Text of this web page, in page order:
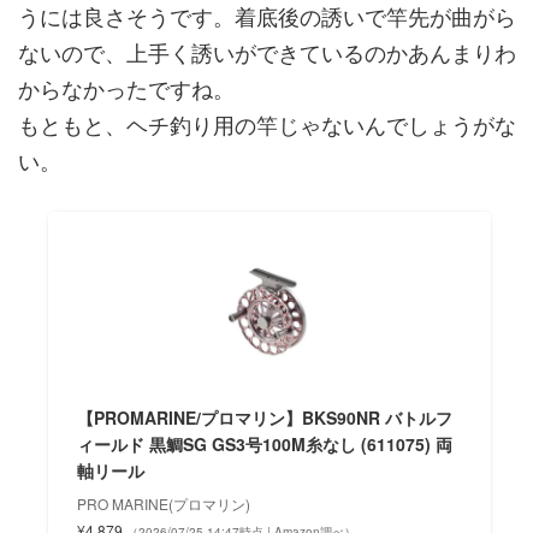
うには良さそうです。着底後の誘いで竿先が曲がら
ないので、上手く誘いができているのかあんまりわ
からなかったですね。
もともと、ヘチ釣り用の竿じゃないんでしょうがな
い。
【PROMARINE/プロマリン】BKS90NR バトルフ
ィールド 黒鯛SG GS3号100M糸なし (611075) 両
軸リール
PRO MARINE(プロマリン)